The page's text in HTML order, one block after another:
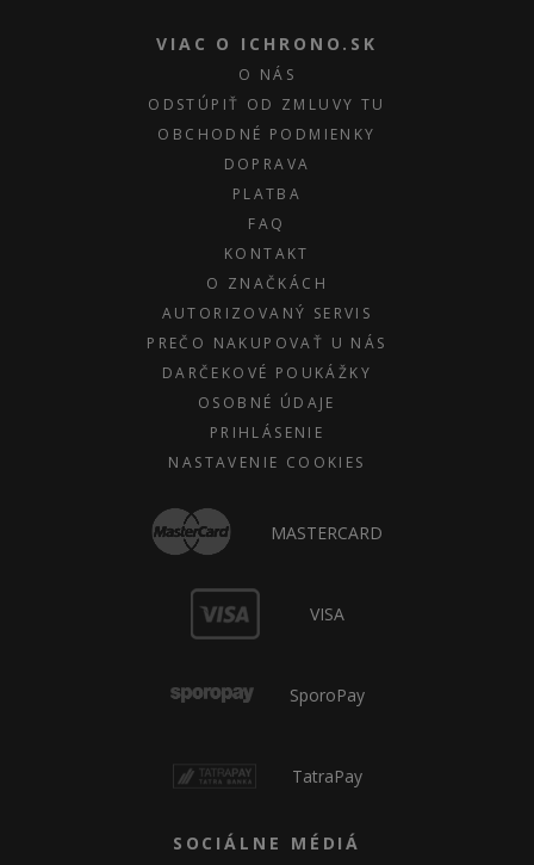
VIAC O ICHRONO.SK
O NÁS
ODSTÚPIŤ OD ZMLUVY TU
OBCHODNÉ PODMIENKY
DOPRAVA
PLATBA
FAQ
KONTAKT
O ZNAČKÁCH
AUTORIZOVANÝ SERVIS
PREČO NAKUPOVAŤ U NÁS
DARČEKOVÉ POUKÁŽKY
OSOBNÉ ÚDAJE
PRIHLÁSENIE
NASTAVENIE COOKIES
MASTERCARD
VISA
SporoPay
TatraPay
SOCIÁLNE MÉDIÁ